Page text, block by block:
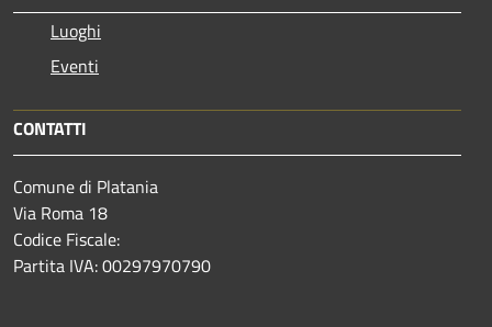
Luoghi
Eventi
CONTATTI
Comune di Platania
Via Roma 18
Codice Fiscale:
Partita IVA: 00297970790